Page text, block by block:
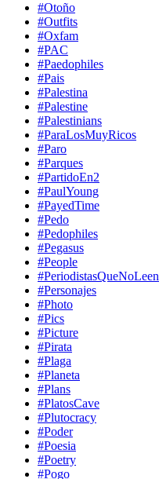
#Otoño
#Outfits
#Oxfam
#PAC
#Paedophiles
#Pais
#Palestina
#Palestine
#Palestinians
#ParaLosMuyRicos
#Paro
#Parques
#PartidoEn2
#PaulYoung
#PayedTime
#Pedo
#Pedophiles
#Pegasus
#People
#PeriodistasQueNoLeen
#Personajes
#Photo
#Pics
#Picture
#Pirata
#Plaga
#Planeta
#Plans
#PlatosCave
#Plutocracy
#Poder
#Poesia
#Poetry
#Pogo